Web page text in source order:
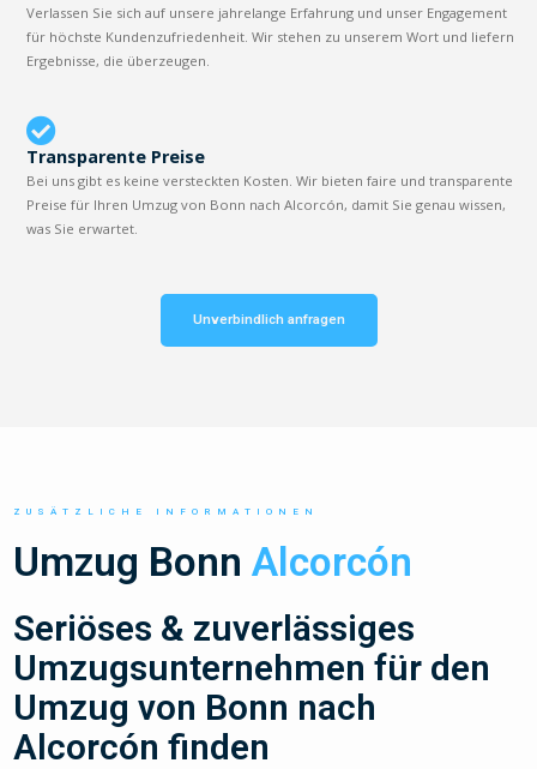
Verlassen Sie sich auf unsere jahrelange Erfahrung und unser Engagement
für höchste Kundenzufriedenheit. Wir stehen zu unserem Wort und liefern
Ergebnisse, die überzeugen.
Transparente Preise
Bei uns gibt es keine versteckten Kosten. Wir bieten faire und transparente
Preise für Ihren Umzug von Bonn nach Alcorcón, damit Sie genau wissen,
was Sie erwartet.
Unverbindlich anfragen
ZUSÄTZLICHE INFORMATIONEN
Umzug BonnAlcorcón
Seriöses & zuverlässiges
Umzugsunternehmen für den
Umzug von Bonn nach
Alcorcón finden